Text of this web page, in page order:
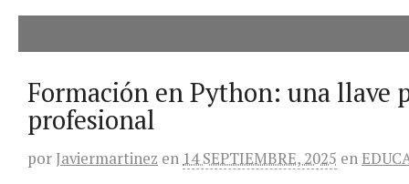
Formación en Python: una llave
profesional
porJaviermartinez en 14 SEPTIEMBRE, 2025 en